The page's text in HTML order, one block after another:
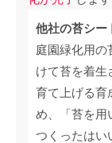
他社の苔シー
庭園緑化用の
けて苔を着生
育て上げる育
め、「苔を用
つくったはい